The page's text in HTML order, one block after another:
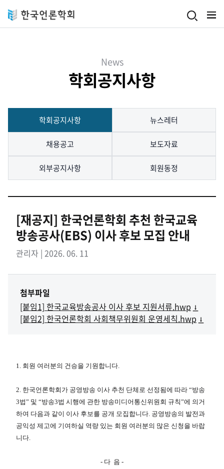
News
학회공지사항
학회공지사항 뉴스레터
채용공고 보도자료
외부공지사항 회원동정
[재공지] 한국언론학회 추천 한국교육
방송공사(EBS) 이사 후보 모집 안내
관리자 | 2026. 06. 11
첨부파일
[붙임1] 한국교육방송공사 이사 후보 지원서류.hwp
[붙임2] 한국언론학회 사회책무위원회 운영세칙.hwp
1. 회원 여러분의 건승을 기원합니다.
2. 한국언론학회가 공영방송 이사 추천 단체로 선정됨에 따라 “방송
3법” 및 “방송3법 시행에 관한 방송미디어통신위원회 규칙”에 의거
하여 다음과 같이 이사 후보를 공개 모집합니다. 공영방송의 발전과
공익성 제고에 기여하실 역량 있는 회원 여러분의 많은 신청을 바랍
니다.
- 다 음 -